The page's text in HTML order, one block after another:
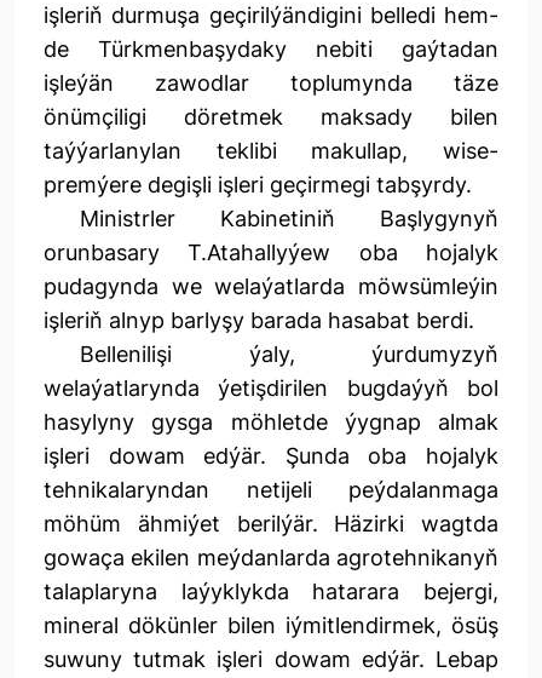
işleriň durmuşa geçirilýändigini belledi hem-
de Türkmenbaşydaky nebiti gaýtadan
işleýän zawodlar toplumynda täze
önümçiligi döretmek maksady bilen
taýýarlanylan teklibi makullap, wise-
premýere degişli işleri geçirmegi tabşyrdy.
Ministrler Kabinetiniň Başlygynyň
orunbasary T.Atahallyýew oba hojalyk
pudagynda we welaýatlarda möwsümleýin
işleriň alnyp barlyşy barada hasabat berdi.
Bellenilişi ýaly, ýurdumyzyň
welaýatlarynda ýetişdirilen bugdaýyň bol
hasylyny gysga möhletde ýygnap almak
işleri dowam edýär. Şunda oba hojalyk
tehnikalaryndan netijeli peýdalanmaga
möhüm ähmiýet berilýär. Häzirki wagtda
gowaça ekilen meýdanlarda agrotehnikanyň
talaplaryna laýyklykda hatarara bejergi,
mineral dökünler bilen iýmitlendirmek, ösüş
suwuny tutmak işleri dowam edýär. Lebap